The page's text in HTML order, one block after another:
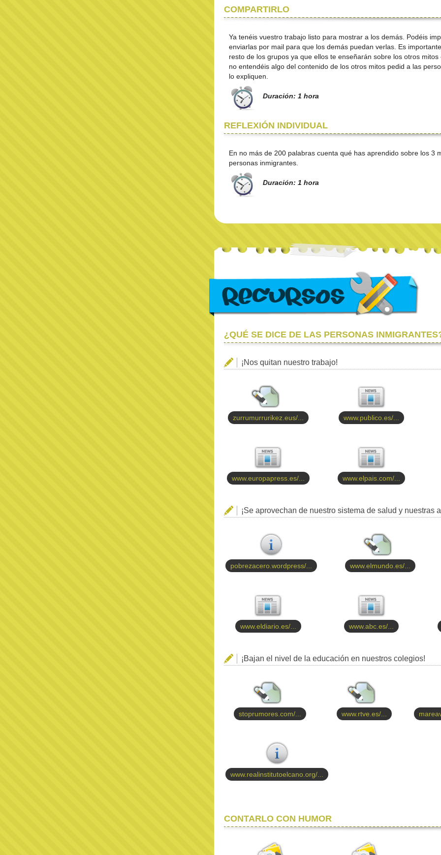
COMPARTIRLO
Ya tenéis vuestro trabajo listo para mostrar a los demás. Podéis
enviarlas por mail para que los demás puedan verlas. Es
resto de los grupos ya que ellos te enseñarán sobre los otros
no entendéis algo del contenido de los otros mitos pedid a las
lo expliquen.
Duración: 1 hora
REFLEXIÓN INDIVIDUAL
En no más de 200 palabras cuenta qué has aprendido sobre los 3
personas inmigrantes.
Duración: 1 hora
¿QUÉ SE DICE DE LAS PERSONAS
¡Nos quitan nuestro trabajo!
zurrumurrurikez.eus/... www.publico.es/...
www.europapress.es/... www.elpais.com/...
¡Se aprovechan de nuestro sistema de salud y nuestras
pobrezacero.wordpress/... www.elmundo.es/...
www.eldiario.es/... www.abc.es/...
¡Bajan el nivel de la educación en nuestros colegios!
stoprumores.com/... www.rtve.es/...
www.realinstitutoelcano.org/...
CONTARLO CON HUMOR